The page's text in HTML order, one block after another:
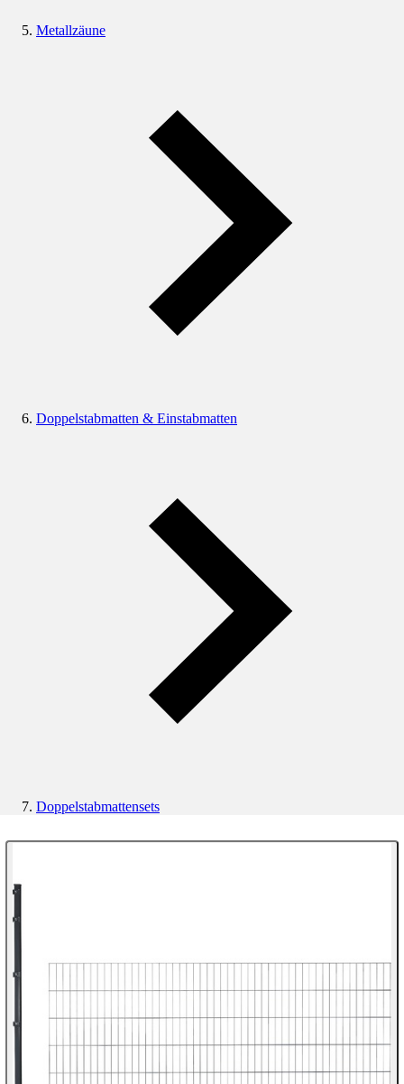
Metallzäune
Doppelstabmatten & Einstabmatten
Doppelstabmattensets